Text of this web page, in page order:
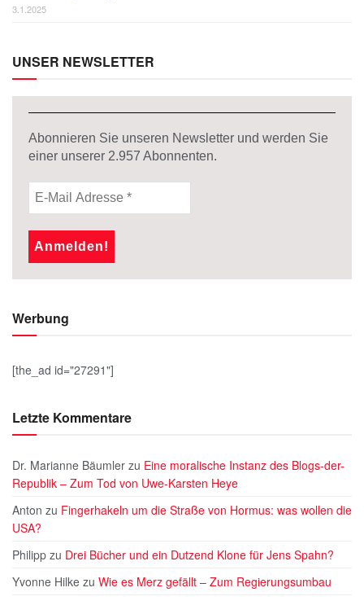
3.1.2025
UNSER NEWSLETTER
Abonnieren Sie unseren Newsletter und werden Sie
einer unserer 2.957 Abonnenten.
Werbung
[the_ad id="27291"]
Letzte Kommentare
Dr. Marianne Bäumler zu Eine moralische Instanz des Blogs-der-
Republik – Zum Tod von Uwe-Karsten Heye
Anton zu Fingerhakeln um die Straße von Hormus: was wollen die
USA?
Philipp zu Drei Bücher und ein Dutzend Klone für Jens Spahn?
Yvonne Hilke zu Wie es Merz gefällt – Zum Regierungsumbau